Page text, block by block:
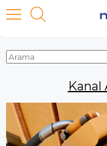
Kanal